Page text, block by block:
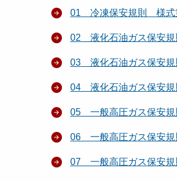
01 冷凍保安規則 様式
02 液化石油ガス保安
03 液化石油ガス保安
04 液化石油ガス保安
05 一般高圧ガス保安
06 一般高圧ガス保安
07 一般高圧ガス保安